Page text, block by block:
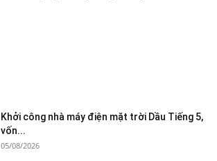
Khởi công nhà máy điện mặt trời Dầu Tiếng 5,
vốn...
05/08/2026